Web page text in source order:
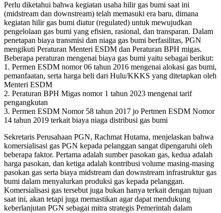
Perlu diketahui bahwa kegiatan usaha hilir gas bumi saat ini
(midstream dan downstream) telah memasuki era baru, dimana
kegiatan hilir gas bumi diatur (regulated) untuk mewujudkan
pengelolaan gas bumi yang efisien, rasional, dan transparan. Dalam
penetapan biaya transmisi dan niaga gas bumi berfasilitas, PGN
mengikuti Peraturan Menteri ESDM dan Peraturan BPH migas.
Beberapa peraturan mengenai biaya gas bumi yaitu sebagai berikut:
1. Permen ESDM nomor 06 tahun 2016 mengenai alokasi gas bumi,
pemanfaatan, serta harga beli dari Hulu/KKKS yang ditetapkan oleh
Menteri ESDM
2. Peraturan BPH Migas nomor 1 tahun 2023 mengenai tarif
pengangkutan
3. Permen ESDM Nomor 58 tahun 2017 jo Pertmen ESDM Nomor
14 tahun 2019 terkait biaya niaga distribusi gas bumi
Sekretaris Perusahaan PGN, Rachmat Hutama, menjelaskan bahwa
komersialisasi gas PGN kepada pelanggan sangat dipengaruhi oleh
beberapa faktor. Pertama adalah sumber pasokan gas, kedua adalah
harga pasokan, dan ketiga adalah kontribusi volume masing-masing
pasokan gas serta biaya midstream dan downstream infrastruktur gas
bumi dalam menyalurkan produksi gas kepada pelanggan.
Komersialisasi gas tersebut juga bukan hanya terkait dengan tujuan
saat ini, akan tetapi juga memastikan agar dapat mendukung
keberlanjutan PGN sebagai mitra strategis Pemerintah dalam